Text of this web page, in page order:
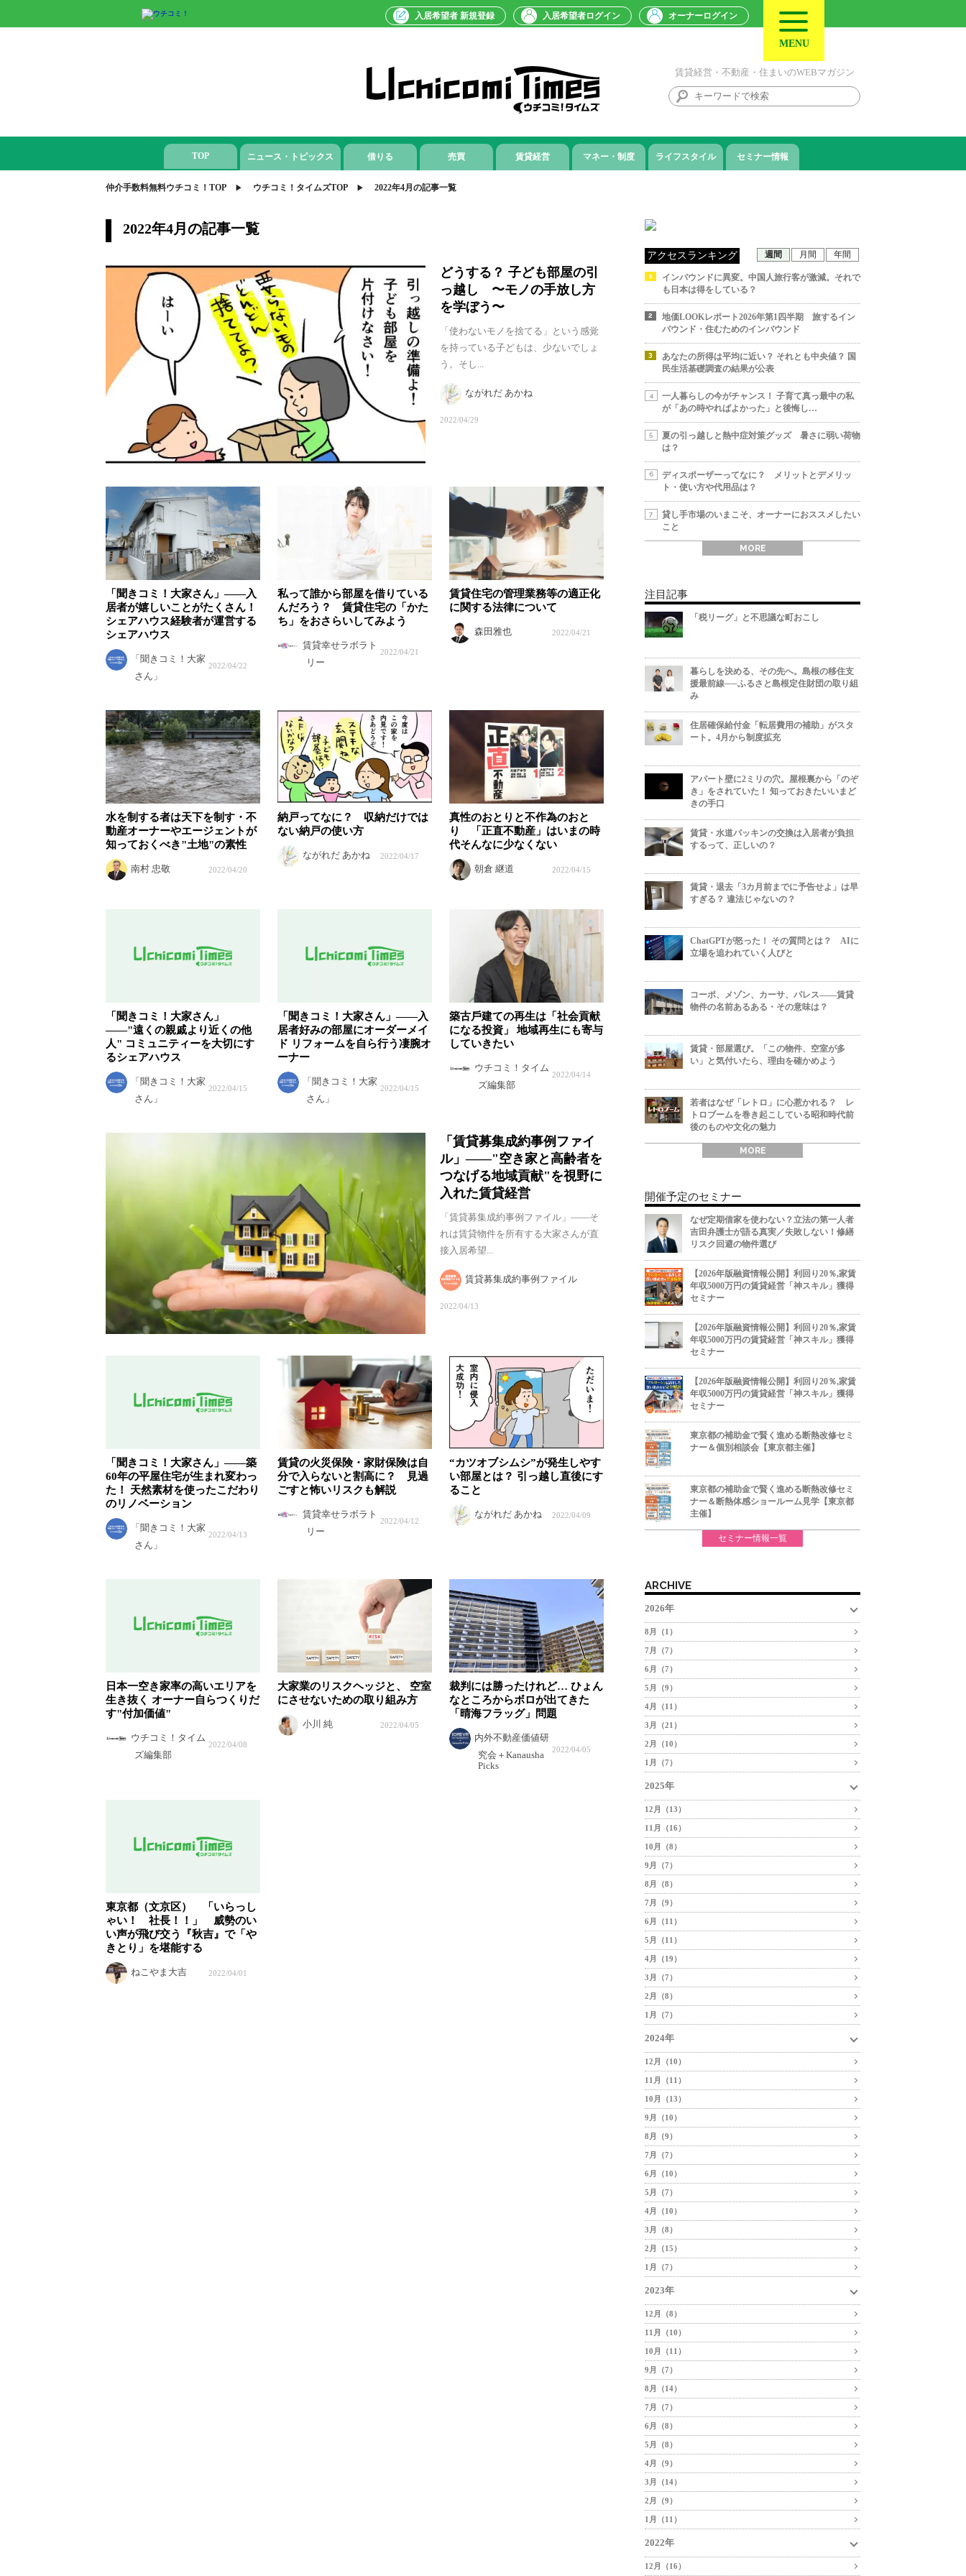
賃貸経営・不動産・住まいのWEBマガジン
TOP ニュース・トピックス 借りる 売買 賃貸経営 マネー・制度 ライフスタイル セミナー情報
仲介手数料無料ウチコミ！TOP ウチコミ！タイムズTOP 2022年4月の記事一覧
2022年4月の記事一覧
どうする？ 子ども部屋の引
っ越し 〜モノの手放し方
を学ぼう〜
「使わないモノを捨てる」という感覚
を持っている子どもは、少ないでしょ
う。そし...
ながれだ あかね
2022/04/29
「聞きコミ！大家さん」——入
居者が嬉しいことがたくさん！
シェアハウス経験者が運営する
シェアハウス
「聞きコミ！大家
さん」
2022/04/22
私って誰から部屋を借りている
んだろう？ 賃貸住宅の「かた
ち」をおさらいしてみよう
賃貸幸せラボラト
リー
2022/04/21
賃貸住宅の管理業務等の適正化
に関する法律について
森田雅也 2022/04/21
水を制する者は天下を制す・不
動産オーナーやエージェントが
知っておくべき"土地"の素性
南村 忠敬 2022/04/20
納戸ってなに？ 収納だけでは
ない納戸の使い方
ながれだ あかね 2022/04/17
真性のおとりと不作為のおと
り 「正直不動産」はいまの時
代そんなに少なくない
朝倉 継道 2022/04/15
「聞きコミ！大家さん」
——"遠くの親戚より近くの他
人" コミュニティーを大切にす
るシェアハウス
「聞きコミ！大家
さん」
2022/04/15
「聞きコミ！大家さん」——入
居者好みの部屋にオーダーメイ
ド リフォームを自ら行う凄腕オ
ーナー
「聞きコミ！大家
さん」
2022/04/15
築古⼾建ての再⽣は「社会貢献
になる投資」 地域再⽣にも寄与
していきたい
ウチコミ！タイム
ズ編集部
2022/04/14
「賃貸募集成約事例ファイ
ル」——"空き家と高齢者を
つなげる地域貢献"を視野に
入れた賃貸経営
「賃貸募集成約事例ファイル」——そ
れは賃貸物件を所有する大家さんが直
接入居希望...
賃貸募集成約事例ファイル
2022/04/13
「聞きコミ！大家さん」——築
60年の平屋住宅が生まれ変わっ
た！ 天然素材を使ったこだわり
のリノベーション
「聞きコミ！大家
さん」
2022/04/13
賃貸の火災保険・家財保険は自
分で入らないと割高に？ 見過
ごすと怖いリスクも解説
賃貸幸せラボラト
リー
2022/04/12
“カツオブシムシ”が発生しやす
い部屋とは？ 引っ越し直後にす
ること
ながれだ あかね 2022/04/09
⽇本⼀空き家率の⾼いエリアを
⽣き抜く オーナー自らつくりだ
す"付加価値"
ウチコミ！タイム
ズ編集部
2022/04/08
大家業のリスクヘッジと、 空室
にさせないための取り組み方
小川 純 2022/04/05
裁判には勝ったけれど… ひょん
なところからボロが出てきた
「晴海フラッグ」問題
内外不動産価値研
究会＋Kanausha
Picks
2022/04/05
東京都（文京区） 「いらっし
ゃい！ 社長！！」 威勢のい
い声が飛び交う『秋吉』で「や
きとり」を堪能する
ねこやま大吉 2022/04/01
アクセスランキング 週間 月間 年間
インバウンドに異変。中国人旅行客が激減。それで
も日本は得をしている？
地価LOOKレポート2026年第1四半期 旅するイン
バウンド・住むためのインバウンド
あなたの所得は平均に近い？ それとも中央値？ 国
民生活基礎調査の結果が公表
一人暮らしの今がチャンス！ 子育て真っ最中の私
が「あの時やればよかった」と後悔し…
夏の引っ越しと熱中症対策グッズ 暑さに弱い荷物
は？
ディスポーザーってなに？ メリットとデメリッ
ト・使い方や代用品は？
貸し手市場のいまこそ、オーナーにおススメしたい
こと
MORE
注目記事
「税リーグ」と不思議な町おこし
暮らしを決める、その先へ。島根の移住支
援最前線──ふるさと島根定住財団の取り組
み
住居確保給付金「転居費用の補助」がスタ
ート。4月から制度拡充
アパート壁に2ミリの穴。屋根裏から「のぞ
き」をされていた！ 知っておきたいいまど
きの手口
賃貸・水道パッキンの交換は入居者が負担
するって、正しいの？
賃貸・退去「3カ月前までに予告せよ」は早
すぎる？ 違法じゃないの？
ChatGPTが怒った！ その質問とは？ AIに
立場を追われていく人びと
コーポ、メゾン、カーサ、パレス――賃貸
物件の名前あるある・その意味は？
賃貸・部屋選び。「この物件、空室が多
い」と気付いたら、理由を確かめよう
若者はなぜ「レトロ」に心惹かれる？ レ
トロブームを巻き起こしている昭和時代前
後のものや文化の魅力
MORE
開催予定のセミナー
なぜ定期借家を使わない？立法の第一人者
吉田弁護士が語る真実／失敗しない！修繕
リスク回避の物件選び
【2026年版融資情報公開】利回り20％,家賃
年収5000万円の賃貸経営「神スキル」獲得
セミナー
【2026年版融資情報公開】利回り20％,家賃
年収5000万円の賃貸経営「神スキル」獲得
セミナー
【2026年版融資情報公開】利回り20％,家賃
年収5000万円の賃貸経営「神スキル」獲得
セミナー
東京都の補助金で賢く進める断熱改修セミ
ナー＆個別相談会【東京都主催】
東京都の補助金で賢く進める断熱改修セミ
ナー＆断熱体感ショールーム見学【東京都
主催】
セミナー情報一覧
ARCHIVE
2026年
8月（1）
7月（7）
6月（7）
5月（9）
4月（11）
3月（21）
2月（10）
1月（7）
2025年
12月（13）
11月（16）
10月（8）
9月（7）
8月（8）
7月（9）
6月（11）
5月（11）
4月（19）
3月（7）
2月（8）
1月（7）
2024年
12月（10）
11月（11）
10月（13）
9月（10）
8月（9）
7月（7）
6月（10）
5月（7）
4月（10）
3月（8）
2月（15）
1月（7）
2023年
12月（8）
11月（10）
10月（11）
9月（7）
8月（14）
7月（7）
6月（8）
5月（8）
4月（9）
3月（14）
2月（9）
1月（11）
2022年
12月（16）
入居希望者 新規登録 入居希望者ログイン オーナーログイン
MENU